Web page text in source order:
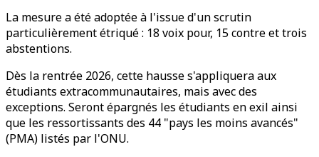
La mesure a été adoptée à l'issue d'un scrutin
particulièrement étriqué : 18 voix pour, 15 contre et trois
abstentions.
Dès la rentrée 2026, cette hausse s'appliquera aux
étudiants extracommunautaires, mais avec des
exceptions. Seront épargnés les étudiants en exil ainsi
que les ressortissants des 44 "pays les moins avancés"
(PMA) listés par l'ONU.